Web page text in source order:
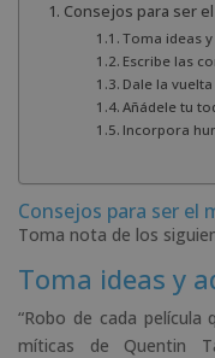
Consejos para ser
Toma ideas
Escribe las
Dale la
Añádele tu
Incorpora
Consejos para ser el
Toma nota de los
Toma ideas y
“Robo de cada película
míticas de Quentin